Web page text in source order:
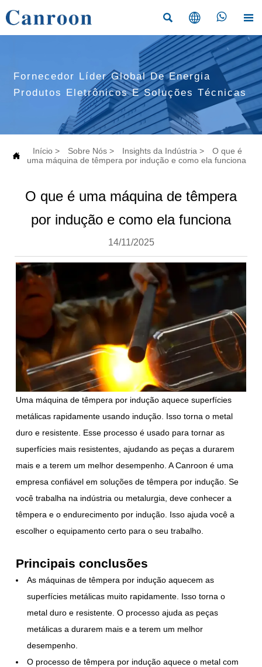
   
Fornecedor Líder Global De Energia
Produtos Eletrônicos E Soluções Técnicas
 Início > Sobre Nós > Insights da Indústria >
O que é
uma máquina de têmpera por indução e como ela funciona
O que é uma máquina de têmpera
por indução e como ela funciona
14/11/2025
Uma máquina de têmpera por indução aquece superfícies
metálicas rapidamente usando indução. Isso torna o metal
duro e resistente. Esse processo é usado para tornar as
superfícies mais resistentes, ajudando as peças a durarem
mais e a terem um melhor desempenho. A Canroon é uma
empresa confiável em soluções de têmpera por indução. Se
você trabalha na indústria ou metalurgia, deve conhecer a
têmpera e o endurecimento por indução. Isso ajuda você a
escolher o equipamento certo para o seu trabalho.
Principais conclusões
As máquinas de têmpera por indução aquecem as
superfícies metálicas muito rapidamente. Isso torna o
metal duro e resistente. O processo ajuda as peças
metálicas a durarem mais e a terem um melhor
desempenho.
O processo de têmpera por indução aquece o metal com